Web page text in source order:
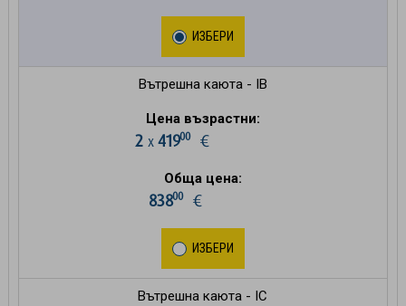
ИЗБЕРИ
Вътрешна каюта - IB
Цена възрастни:
2 х 41900€
Обща цена:
83800€
ИЗБЕРИ
Вътрешна каюта - IC